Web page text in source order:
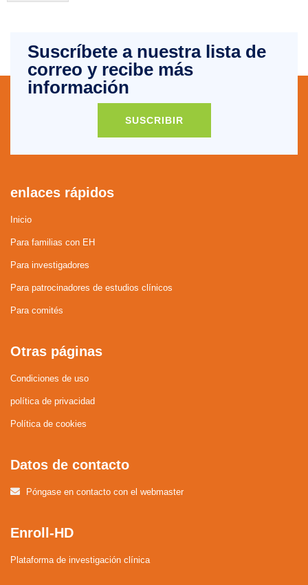
Suscríbete a nuestra lista de
correo y recibe más
información
SUSCRIBIR
enlaces rápidos
Inicio
Para familias con EH
Para investigadores
Para patrocinadores de estudios clínicos
Para comités
Otras páginas
Condiciones de uso
política de privacidad
Política de cookies
Datos de contacto
Póngase en contacto con el webmaster
Enroll-HD
Plataforma de investigación clínica